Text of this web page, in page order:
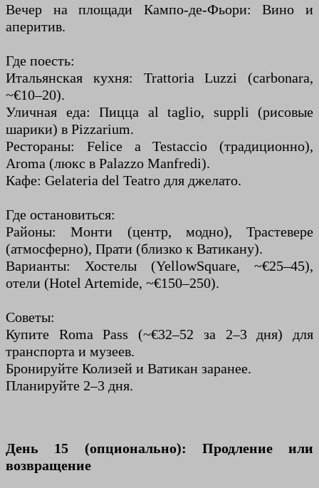
Вечер на площади Кампо-де-Фьори: Вино и
аперитив.
Где поесть:
Итальянская кухня: Trattoria Luzzi (carbonara,
~€10–20).
Уличная еда: Пицца al taglio, suppli (рисовые
шарики) в Pizzarium.
Рестораны: Felice a Testaccio (традиционно),
Aroma (люкс в Palazzo Manfredi).
Кафе: Gelateria del Teatro для джелато.
Где остановиться:
Районы: Монти (центр, модно), Трастевере
(атмосферно), Прати (близко к Ватикану).
Варианты: Хостелы (YellowSquare, ~€25–45),
отели (Hotel Artemide, ~€150–250).
Советы:
Купите Roma Pass (~€32–52 за 2–3 дня) для
транспорта и музеев.
Бронируйте Колизей и Ватикан заранее.
Планируйте 2–3 дня.
День 15 (опционально): Продление или
возвращение